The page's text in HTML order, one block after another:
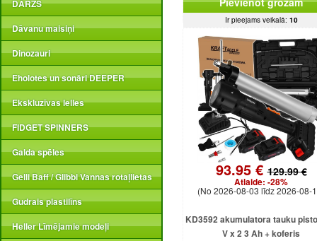
DĀRZS
Dāvanu maisiņi
Dinozauri
Eholotes un sonāri DEEPER
Ekskluzīvas lelles
FIDGET SPINNERS
Galda spēles
Gelli Baff / Glibbi Vannas rotaļlietas
Gudrais plastilīns
Heller Līmējamie modeļi
Ir pieejams veikalā: 10
93.95 €129.99 €
Atlaide: -28%
(No 2026-08-03 līdz 2026-08-
KD3592 akumulatora tauku
V x 2 3 Ah + koferis